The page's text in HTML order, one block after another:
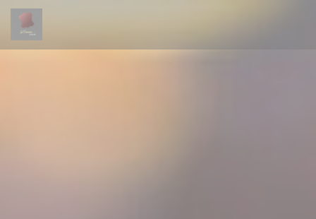
Πίνακας διαχείρισης "Μπισκότων" (Cookies)